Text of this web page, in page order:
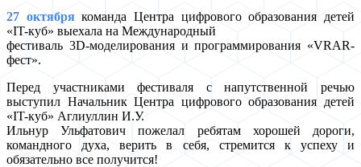
27 октябрякоманда Центра цифрового образования детей
«IT-куб» выехала на Международный
фестиваль 3D-моделирования и программирования «VRAR-
фест».
Перед участниками фестиваля с напутственной речью
выступил Начальник Центра цифрового образования детей
«IT-куб» Аглиуллин И.У.
Ильнур Ульфатович пожелал ребятам хорошей дороги,
командного духа, верить в себя, стремится к успеху и
обязательно все получится!